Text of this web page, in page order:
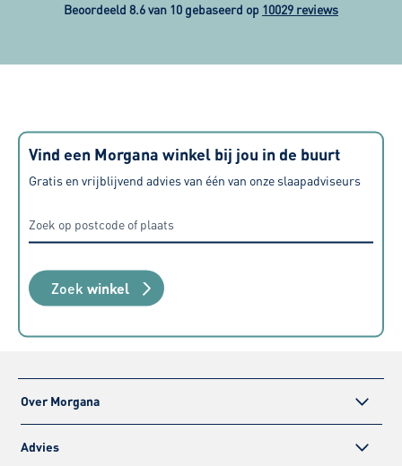
Beoordeeld 8.6 van 10 gebaseerd op 10029 reviews
Vind een Morgana winkel bij jou in de buurt
Gratis en vrijblijvend advies van één van onze slaapadviseurs
Zoek winkel
Over Morgana
Advies